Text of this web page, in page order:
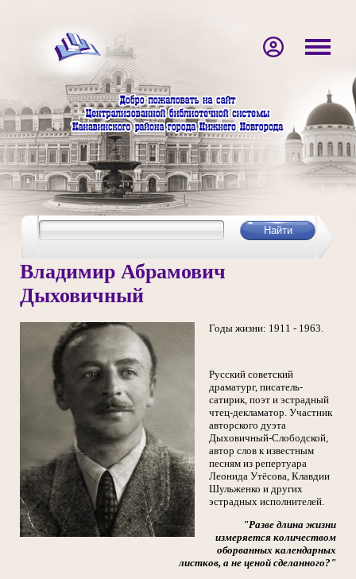
Владимир Абрамович
Дыховичный
Годы жизни: 1911 - 1963.
Русский советский
драматург, писатель-
сатирик, поэт и эстрадный
чтец-декламатор. Участник
авторского дуэта
Дыховичный-Слободской,
автор слов к известным
песням из репертуара
Леонида Утёсова, Клавдии
Шульженко и других
эстрадных исполнителей.
"Разве длина жизни
измеряется количеством
оборванных календарных
листков, а не ценой сделанного?"